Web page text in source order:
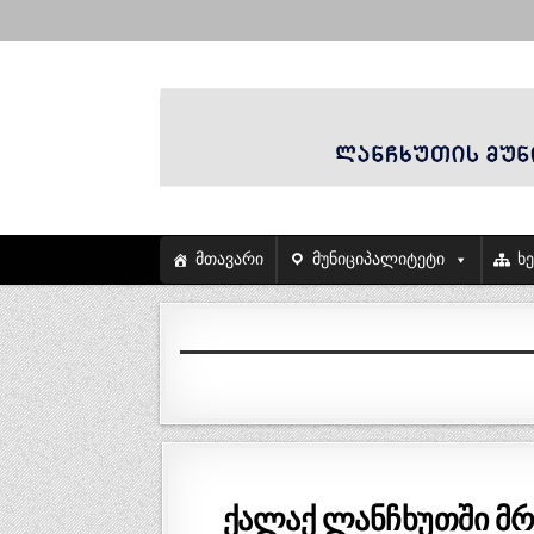
მთავარი მუნიციპალიტეტი
ქალაქ ლანჩხუთში